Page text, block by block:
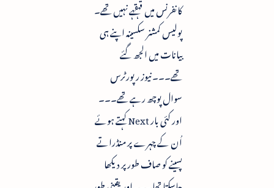
کانفرنس میں قہقہے نہیں تھے۔
پولیس کمشنر سکسینہ اپنے ہی
بیانات میں الجھ گئے
تھے۔۔۔ نیوز رپورٹرس
سوال پوچھ رہے تھے۔۔۔
اور کئی بار Next کہتے ہوئے
اُن کے چہرے پر منڈراتے
پسینے کو صاف طور پر دیکھا